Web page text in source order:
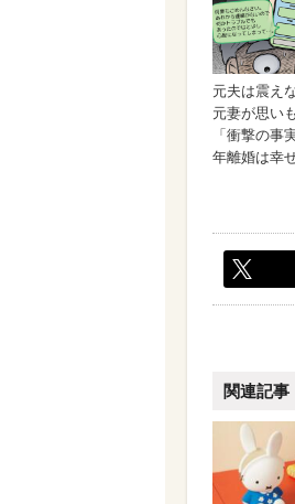
関連記事